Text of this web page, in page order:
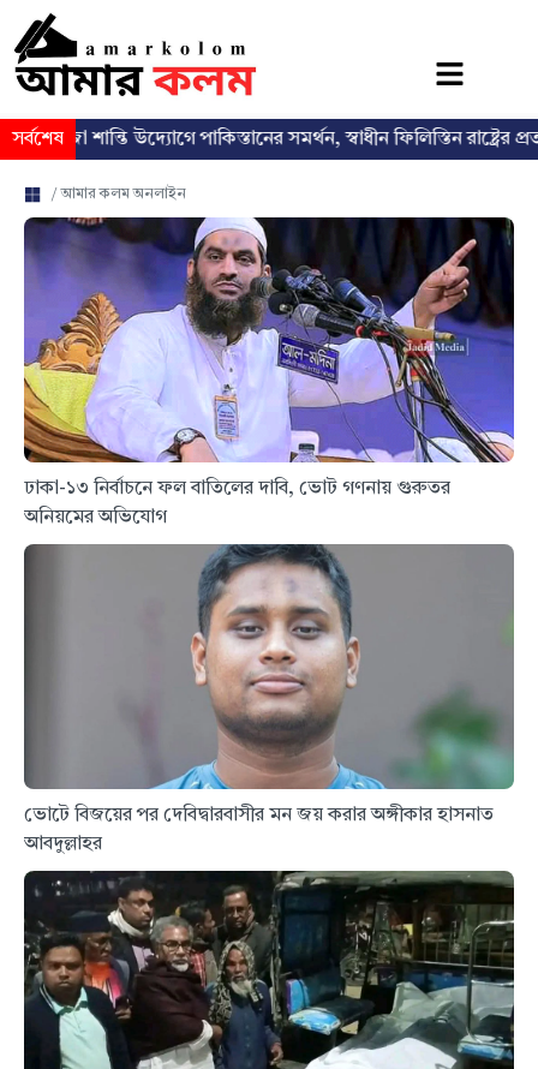
সর্বশেষ
শান্তি উদ্যোগে পাকিস্তানের সমর্থন, স্বাধীন ফিলিস্তিন রাষ্ট্রের প্রত্যাশা
/ আমার কলম অনলাইন
ঢাকা-১৩ নির্বাচনে ফল বাতিলের দাবি, ভোট গণনায় গুরুতর
অনিয়মের অভিযোগ
ভোটে বিজয়ের পর দেবিদ্বারবাসীর মন জয় করার অঙ্গীকার হাসনাত
আবদুল্লাহর